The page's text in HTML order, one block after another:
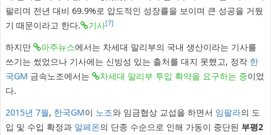
팔리며 전년 대비 69.9%로 압도적인 성장률을 보이며 큰 성공을 거뒀
기 때문이라고 한다.
기사[7]
하지만 아주뉴스에서는 차세대 말리부의 국내 생산이라는 기사를
쓰기는 썼었으나 기사에는 신빙성 있는 출처를 대지 못했고, 정작 한
국GM 금속노조에서는 차세대 말리부 투입 확약을 요구하는 중이었
다.
2015년 7월, 한국GM이 노조와 임금협상 교섭을 하면서 임팔라의 도
입 및 수입 확정과 알페온의 단종 수순으로 인해 가동이 중단된 부평2